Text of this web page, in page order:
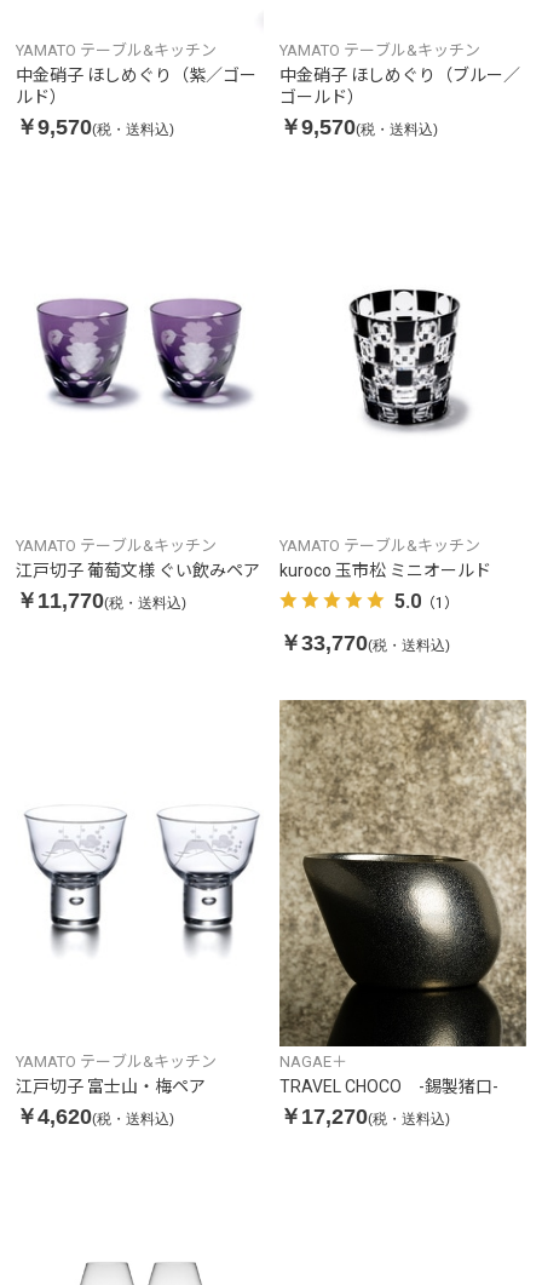
YAMATO テーブル&キッチン
中金硝子 ほしめぐり（紫／ゴー
ルド）
￥9,570(税・送料込)
YAMATO テーブル&キッチン
中金硝子 ほしめぐり（ブルー／
ゴールド）
￥9,570(税・送料込)
YAMATO テーブル&キッチン
江戸切子 葡萄文様 ぐい飲みペア
￥11,770(税・送料込)
YAMATO テーブル&キッチン
kuroco 玉市松 ミニオールド
5.0（1）
￥33,770(税・送料込)
YAMATO テーブル&キッチン
江戸切子 富士山・梅ペア
￥4,620(税・送料込)
NAGAE＋
TRAVEL CHOCO -錫製猪口-
￥17,270(税・送料込)